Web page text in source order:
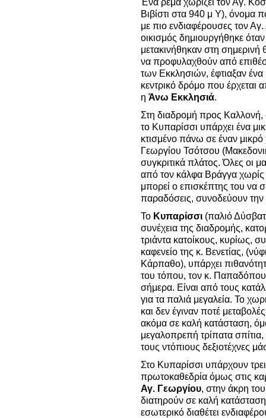
Βιβίστι στα 940 μ Υ), όνομα
με πιο ενδιαφέρουσες τον
οικισμός δημιουργήθηκε
μετακινήθηκαν στη
να προφυλαχθούν από
των Εκκλησιών, έφτιαξαν
κεντρικό δρόμο που έρχεται
η Άνω Εκκλησιά.
Στη διαδρομή προς Καλλονή,
το Κυπαρίσσι υπάρχει ένα
κτισμένο πάνω σε έναν
Γεωργίου Τσότσου
συγκριτικά πλάτος. Όλες οι
από τον κάλφα Βράγγα χωρίς
μπορεί ο επισκέπτης του να
παραδόσεις, συνοδεύουν την
Το Κυπαρίσσι (παλιό
συνέχεια της διαδρομής,
τριάντα κατοίκους, κυρίως,
καφενείο της κ. Βενετίας,
Κάρπαθο), υπάρχει
του τόπου, τον κ.
σήμερα. Είναι από τους
για τα παλιά μεγαλεία. Το
και δεν έγιναν ποτέ
ακόμα σε καλή κατάσταση,
μεγαλοπρεπή τρίπατα
τους ντόπιους δεξιοτέχνες
Στο Κυπαρίσσι υπάρχουν
πρωτοκαθεδρία όμως στις
Αγ. Γεωργίου, στην άκρη
διατηρούν σε καλή
εσωτερικό διαθέτει